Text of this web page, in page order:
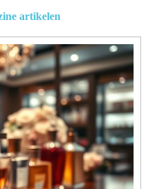
artikelen